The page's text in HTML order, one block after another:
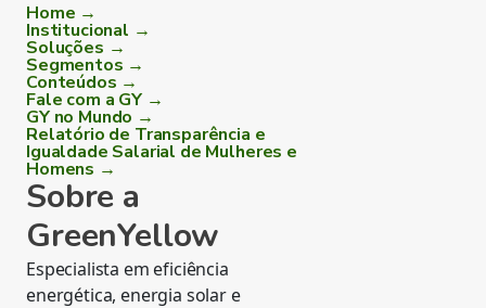
Home →
Institucional →
Soluções →
Segmentos →
Conteúdos →
Fale com a GY →
GY no Mundo →
Relatório de Transparência e
Igualdade Salarial de Mulheres e
Homens →
Sobre a
GreenYellow
Especialista em eficiência
energética, energia solar e